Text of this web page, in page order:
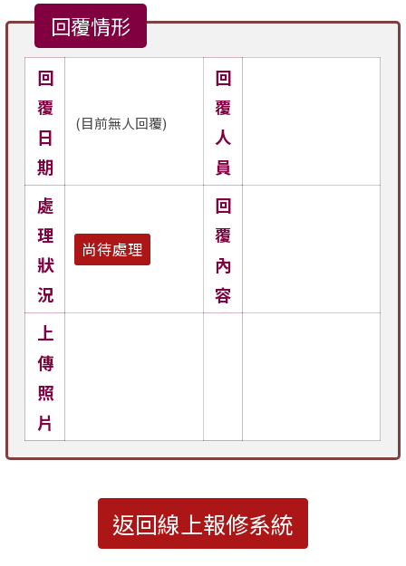
回覆情形
回
覆
日
期
(目前無人回覆)
回
覆
人
員
處
理
狀
況
尚待處理
回
覆
內
容
上
傳
照
片
返回線上報修系統